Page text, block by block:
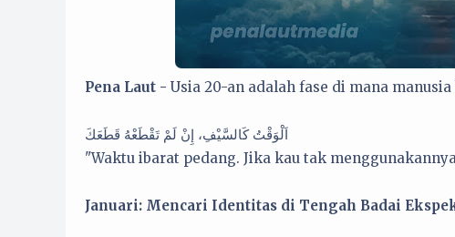
Pena Laut - Usia 20-an adalah fase di mana
اَلْوَقْتُ كَالسَّيْفِ، إِنْ لَمْ تَقْطَعْهُ قَطَعَكَ
"Waktu ibarat pedang. Jika kau tak
Januari: Mencari Identitas di Tengah Badai